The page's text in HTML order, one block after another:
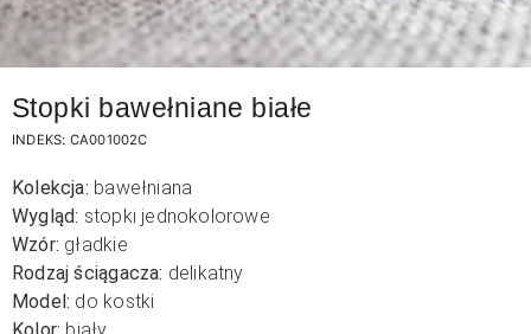
Stopki bawełniane białe
INDEKS: CA001002C
Kolekcja: bawełniana
Wygląd: stopki jednokolorowe
Wzór: gładkie
Rodzaj ściągacza: delikatny
Model: do kostki